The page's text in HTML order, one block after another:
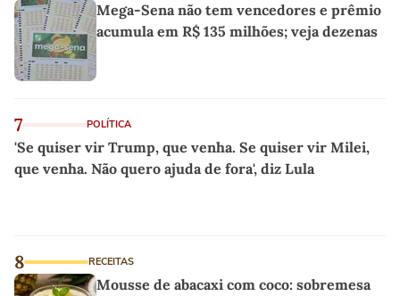
Mega-Sena não tem vencedores e prêmio
acumula em R$ 135 milhões; veja dezenas
7 POLÍTICA
'Se quiser vir Trump, que venha. Se quiser vir Milei,
que venha. Não quero ajuda de fora', diz Lula
8 RECEITAS
Mousse de abacaxi com coco: sobremesa